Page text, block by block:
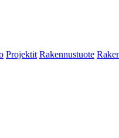
Projektit Rakennustuote